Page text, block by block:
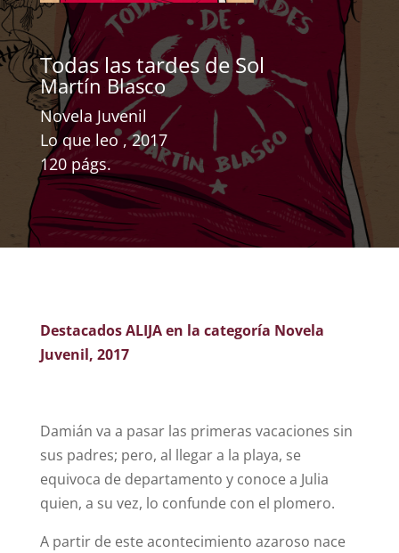
Todas las tardes de Sol
Martín Blasco
Novela Juvenil
Lo que leo , 2017
120 págs.
Destacados ALIJA en la categoría Novela
Juvenil, 2017
Damián va a pasar las primeras vacaciones sin
sus padres; pero, al llegar a la playa, se
equivoca de departamento y conoce a Julia
quien, a su vez, lo confunde con el plomero.
A partir de este acontecimiento azaroso nace